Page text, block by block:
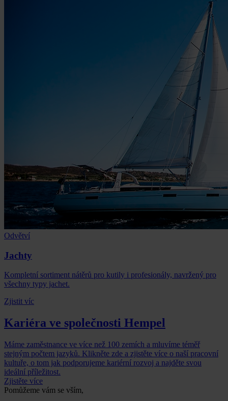
Odvětví
Jachty
Kompletní sortiment nátěrů pro kutily i profesionály, navržený pro
všechny typy jachet.
Zjistit víc
Kariéra ve společnosti Hempel
Máme zaměstnance ve více než 100 zemích a mluvíme téměř
stejným počtem jazyků. Klikněte zde a zjistěte více o naší pracovní
kultuře, o tom jak podporujeme kariérní rozvoj a najděte svou
ideální příležitost.
Zjistěte více
Pomůžeme vám se vším,